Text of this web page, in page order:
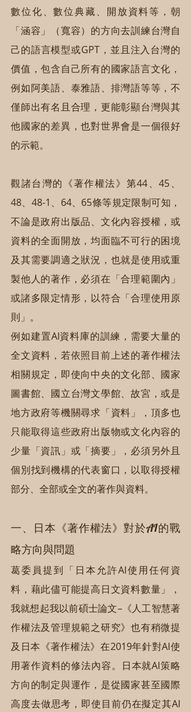
數位化、數位典藏、開放資料等，朝
「涵容」（寬容）的方向去訓練台灣自
己的語言模型或GPT，並且注入台灣的
價值，包含自己所有的國家語言文化，
例如阿美語、泰雅語、排灣語等等，不
僅師出有名且合理，更能彰顯台灣與其
他國家的差異，也對世界會是一個很好
的示範。
觀諸台灣的《著作權法》第44、45、
48、48-1、64、65條等規定限制可知，
不論是政府出版品、文化內容授權，或
資料的全面開放，均面臨不可行的困境
及其需要調適之狀況，也就是使用或重
製他人的著作，必須在「合理範圍內」
或諸多限定情形，以符合「合理使用原
則」。
例如建置AI資料庫的訓練，需要大量的
全文資料，若依照目前上述的著作權法
相關規定，即使向中央的文化部、國家
圖書館、國立台灣文學館、故宮，或是
地方政府等機關尋求「資料」，頂多也
只能取得這些政府出版物或文化內容的
少量「資訊」或「摘要」，必須另外且
個別找到機構的代表窗口，以取得授權
部分、全部或全文的著作與資料。
一、日本《著作權法》對於AI的戰
略方向與問題
葛委員提到「日本允許AI使用任何資
料，藉此儘可能提高日文資料數量」，
我就想起我以前碩士論文–《人工智慧著
作權法及管理規範之研究》也有稍微提
及日本《著作權法》在2019年針對AI使
用著作資料的修法內容。日本就AI策略
方向的制定與運作，是從國家甚至國際
高度去做思考，即使目前仍在擬定其AI